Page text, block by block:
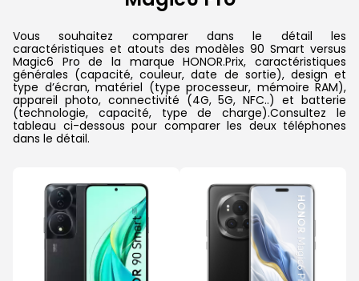
Vous souhaitez comparer dans le détail les
caractéristiques et atouts des modèles 90 Smart versus
Magic6 Pro de la marque HONOR.Prix, caractéristiques
générales (capacité, couleur, date de sortie), design et
type d’écran, matériel (type processeur, mémoire RAM),
appareil photo, connectivité (4G, 5G, NFC..) et batterie
(technologie, capacité, type de charge).Consultez le
tableau ci-dessous pour comparer les deux téléphones
dans le détail.